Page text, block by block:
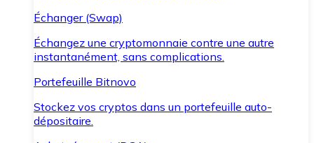
Échanger (Swap)
Échangez une cryptomonnaie contre une autre
instantanément, sans complications.
Portefeuille Bitnovo
Stockez vos cryptos dans un portefeuille auto-
dépositaire.